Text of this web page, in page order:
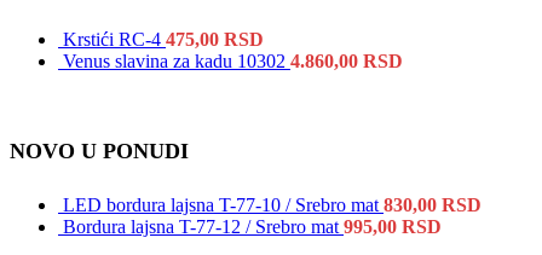
Krstići RC-4 475,00 RSD
Venus slavina za kadu 10302 4.860,00 RSD
NOVO U PONUDI
LED bordura lajsna T-77-10 / Srebro mat 830,00 RSD
Bordura lajsna T-77-12 / Srebro mat 995,00 RSD